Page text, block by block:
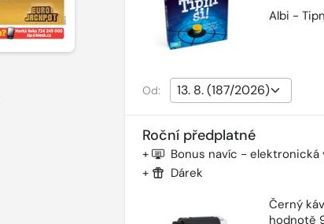
Albi -
Od:
Roční předplatné
+ Bonus navíc - elektronická
+
Dárek
Černý
hodnotě